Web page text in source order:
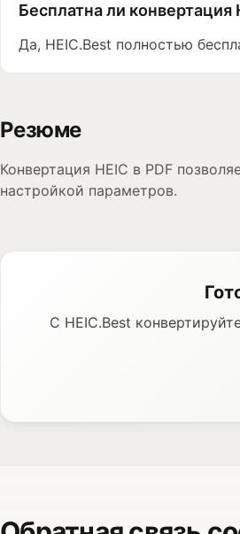
Бесплатна ли конвертация
Да, HEIC.Best полностью
Резюме
Конвертация HEIC в PDF
настройкой параметров.
С HEIC.Best